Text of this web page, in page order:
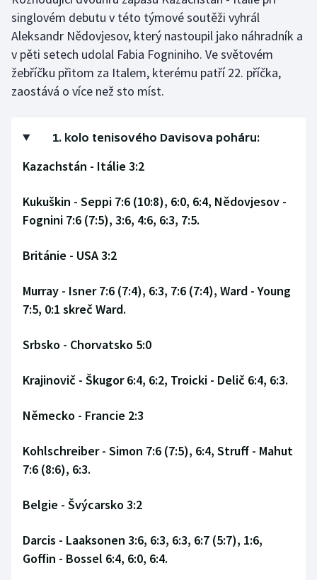
Lyže a snowboard
Moderní pětiboj
Motorsport
Plážový volejbal
Ragby
Rychlobruslení
Veslování
Volejbal
singlovém debutu v této týmové soutěži vyhrál
Aleksandr Nědovjesov, který nastoupil jako náhradník a
v pěti setech udolal Fabia Fogniniho. Ve světovém
žebříčku přitom za Italem, kterému patří 22. příčka,
zaostává o více než sto míst.
1. kolo tenisového Davisova poháru:
Kazachstán - Itálie 3:2
Kukuškin - Seppi 7:6 (10:8), 6:0, 6:4, Nědovjesov -
Fognini 7:6 (7:5), 3:6, 4:6, 6:3, 7:5.
Británie - USA 3:2
Murray - Isner 7:6 (7:4), 6:3, 7:6 (7:4), Ward - Young
7:5, 0:1 skreč Ward.
Srbsko - Chorvatsko 5:0
Krajinovič - Škugor 6:4, 6:2, Troicki - Delič 6:4, 6:3.
Německo - Francie 2:3
Kohlschreiber - Simon 7:6 (7:5), 6:4, Struff - Mahut
7:6 (8:6), 6:3.
Belgie - Švýcarsko 3:2
Darcis - Laaksonen 3:6, 6:3, 6:3, 6:7 (5:7), 1:6,
Goffin - Bossel 6:4, 6:0, 6:4.